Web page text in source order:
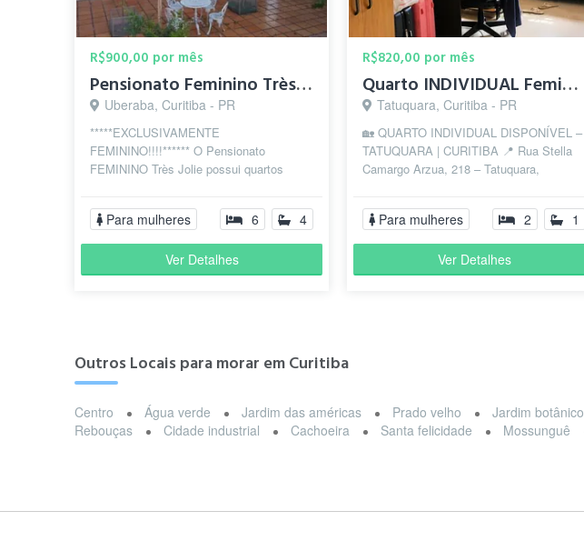
R$900,00 por mês
Pensionato Feminino Très Jolie - QUITINETES E QUARTOS
Uberaba, Curitiba - PR
*****EXCLUSIVAMENTE
FEMININO!!!!****** O Pensionato
FEMININO Très Jolie possui quartos
MOBILIADOS com ALUGU...
Para mulheres 6 4
Ver Detalhes
R$820,00 por mês
Quarto INDIVIDUAL Feminino tudo incluso
Tatuquara, Curitiba - PR
🏡 QUARTO INDIVIDUAL DISPONÍVEL –
TATUQUARA | CURITIBA 📍 Rua Stella
Camargo Arzua, 218 – Tatuquara,
✔ Água,...
Para mulheres 2 1
Ver Detalhes
Outros Locais para morar em Curitiba
Centro Água verde Jardim das américas Prado velho Jardim botânico
Rebouças
Cidade industrial Cachoeira Santa felicidade Mossunguê